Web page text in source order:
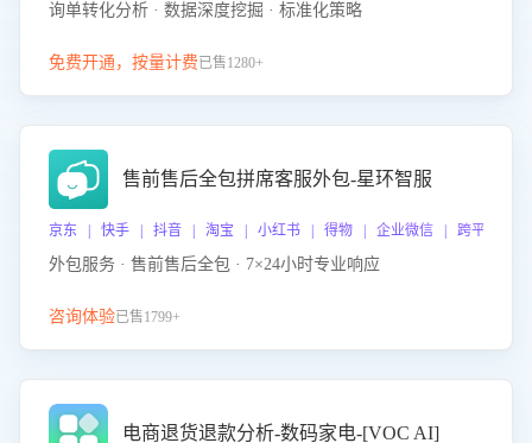
询单转化分析 · 数据深度挖掘 · 标准化策略
免费开通，按量计费已售1280+
售前售后全包拼席客服外包-星环智服
京东 | 快手 | 抖音 | 淘宝 | 小红书 | 得物 | 企业微信 | 跨平台
外包服务 · 售前售后全包 · 7×24小时专业响应
咨询体验已售1799+
电商退货退款分析-数码家电-[VOC AI]